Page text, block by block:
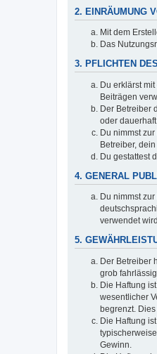
2. EINRÄUMUNG
Mit dem
Das
3. PFLICHTEN
Du erklärst
Beiträgen
Der Betreiber
oder
Du nimmst
Betreiber,
Du gestattest
4. GENERAL
Du nimmst
verwendet
5.
Der Betreiber
grob
Die Haftung
wesentlicher
begrenzt.
Die Haftung
Gewinn.